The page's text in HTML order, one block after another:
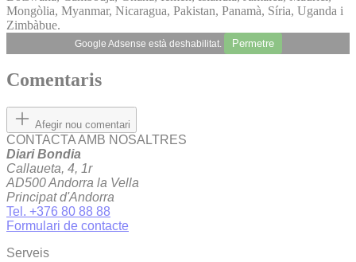
Mongòlia, Myanmar, Nicaragua, Pakistan, Panamà, Síria, Uganda i
Zimbàbue.
Google Adsense està deshabilitat. Permetre
Comentaris
Afegir nou comentari
CONTACTA AMB NOSALTRES
Diari Bondia
Callaueta, 4, 1r
AD500 Andorra la Vella
Principat d'Andorra
Tel. +376 80 88 88
Formulari de contacte
Serveis